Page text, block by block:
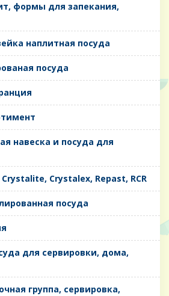
формы для запекания,
наплитная посуда
посуда
навеска и посуда для
Crystalex, Repast, RCR
посуда
для сервировки, дома,
группа, сервировка,